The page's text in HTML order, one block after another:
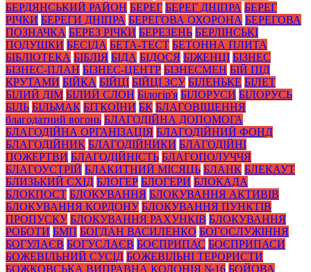
БЕРДЯНСЬКИЙ РАЙОН БЕРЕГ БЕРЕГ ДНІПРА БЕРЕГ
РІЧКИ БЕРЕГИ ДНІПРА БЕРЕГОВА ОХОРОНА БЕРЕГОВА
ПОЗНАЧКА БЕРЕЗ РІЧКИ БЕРЕЗЕНЬ БЕРЛІНСЬКІ
ПОДУШКИ БЕСІДА БЕТА-ТЕСТ БЕТОННА ПЛИТА
БІБЛІОТЕКА БІБЛІЯ БІДА БІДОСЯ БІЖЕНЦІ БІЗНЕС
БІЗНЕС-ПЛАН БІЗНЕС-ЦЕНТР БІЗНЕСМЕН БІЙ ПІД
КРУТАМИ БІЙКА БІЙЦІ БІЙЦІ ЗСУ БІЛЕНЬКЕ БІЛЕТ
БІЛИЙ ДІМ БІЛИЙ СЛОН Білогір'я БІЛОРУСИ БІЛОРУСЬ
БІЛЬ БІЛЬМАК БІТКОЇНИ БК БЛАГОВІЩЕННЯ
благодатний вогонь БЛАГОДІЙНА ДОПОМОГА
БЛАГОДІЙНА ОРГАНІЗАЦІЯ БЛАГОДІЙНИЙ ФОНД
БЛАГОДІЙНИК БЛАГОДІЙНИКИ БЛАГОДІЙНІ
ПОЖЕРТВИ БЛАГОДІЙНІСТЬ БЛАГОПОЛУЧЧЯ
БЛАГОУСТРІЙ БЛАКИТНИЙ МІСЯЦЬ БЛАНК БЛЕКАУТ
БЛИЗЬКИЙ СХІД БЛОГЕР БЛОГЕРИ БЛОКАДА
БЛОКПОСТ БЛОКУВАННЯ БЛОКУВАННЯ АКТИВІВ
БЛОКУВАННЯ КОРДОНУ БЛОКУВАННЯ ПУНКТІВ
ПРОПУСКУ БЛОКУВАННЯ РАХУНКІВ БЛОКУВАННЯ
РОБОТИ БМП БОГДАН ВАСИЛЕНКО БОГОСЛУЖІННЯ
БОГУЛАЄВ БОГУСЛАЄВ БОЄПРИПАС БОЄПРИПАСИ
БОЖЕВІЛЬНИЙ СУСІД БОЖЕВІЛЬНІ ТЕРОРИСТИ
БОЖКОВСЬКА ВИПРАВНА КОЛОНІЯ №16 БОЙОВА